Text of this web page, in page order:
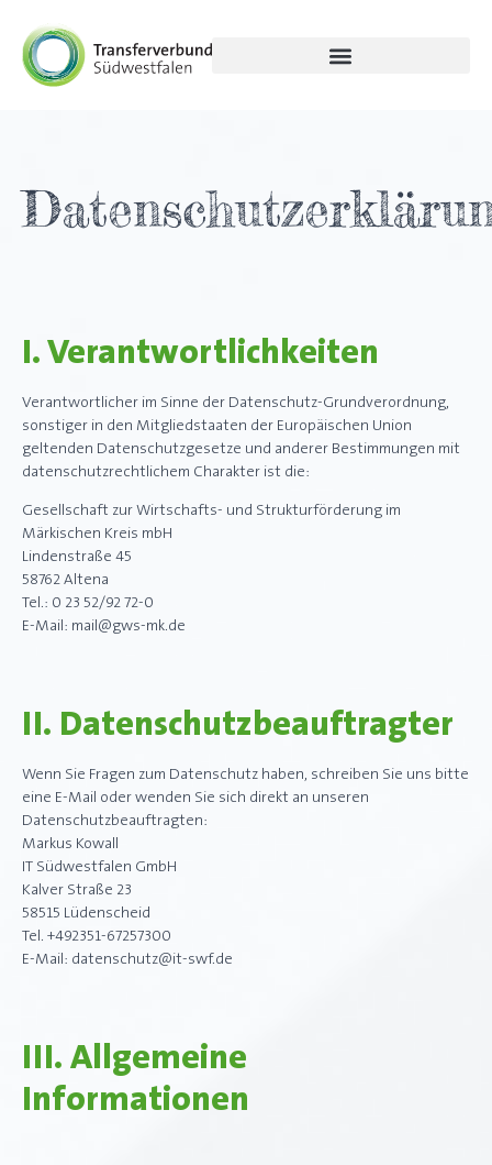
I. Verantwortlichkeiten
Verantwortlicher im Sinne der Datenschutz-Grundverordnung,
sonstiger in den Mitgliedstaaten der Europäischen Union
geltenden Datenschutzgesetze und anderer Bestimmungen mit
datenschutzrechtlichem Charakter ist die:
Gesellschaft zur Wirtschafts- und Strukturförderung im
Märkischen Kreis mbH
Lindenstraße 45
58762 Altena
Tel.: 0 23 52/92 72-0
E-Mail: mail@gws-mk.de
II. Datenschutzbeauftragter
Wenn Sie Fragen zum Datenschutz haben, schreiben Sie uns bitte
eine E-Mail oder wenden Sie sich direkt an unseren
Datenschutzbeauftragten:
Markus Kowall
IT Südwestfalen GmbH
Kalver Straße 23
58515 Lüdenscheid
Tel. +492351-67257300
E-Mail: datenschutz@it-swf.de
III. Allgemeine
Informationen